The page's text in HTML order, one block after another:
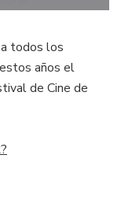
todos los
años el
de Cine de